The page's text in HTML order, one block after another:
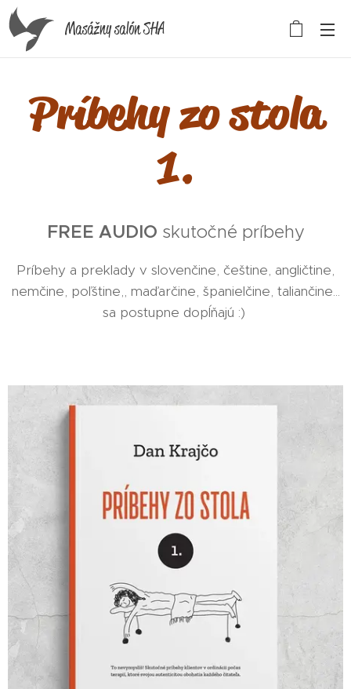
Masážny salón SHA
Príbehy zo stola
1.
FREE AUDIO skutočné príbehy
Príbehy a preklady v slovenčine, češtine, angličtine,
nemčine, poľštine,, maďarčine, španielčine, taliančine...
sa postupne dopĺňajú :)